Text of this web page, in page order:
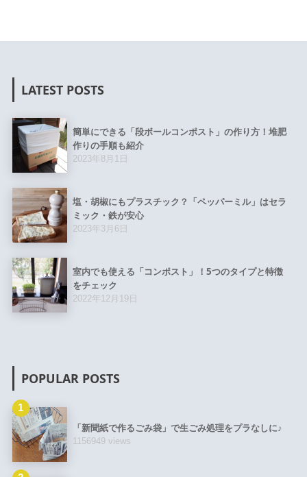
LATEST POSTS
簡単にできる「段ボールコンポスト」の作り方！堆肥
作りの手順も紹介
2023年8月1日
塩・胡椒にもプラスチック？「ペッパーミル」はセラ
ミック・鉄が安心
2023年3月6日
室内でも使える「コンポスト」！5つのタイプと特徴
をチェック
2022年12月19日
POPULAR POSTS
1
「新聞紙で作るごみ袋」で生ごみ処理をプラなしに♪
1156949 views